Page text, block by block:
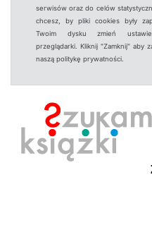
serwisów oraz do celów
chcesz, by pliki cookies były
Twoim dysku zmień
przeglądarki. Kliknij "Zamknij" aby
naszą politykę prywatności.